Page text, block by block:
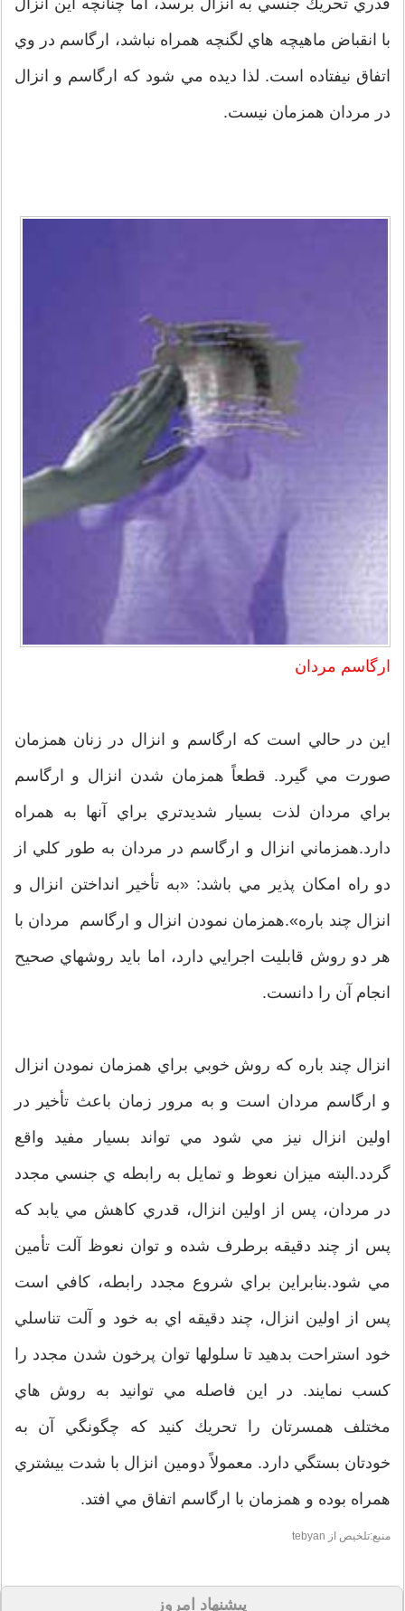
قدري تحريك جنسي به انزال برسد، اما چنانچه اين انزال
با انقباض ماهيچه هاي لگنچه همراه نباشد، ارگاسم در وي
اتفاق نيفتاده است. لذا ديده مي شود كه ارگاسم و انزال
در مردان همزمان نيست.
ارگاسم مردان
اين در حالي است كه ارگاسم و انزال در زنان همزمان
صورت مي گيرد. قطعاً همزمان شدن انزال و ارگاسم
براي مردان لذت بسيار شديدتري براي آنها به همراه
دارد.همزماني انزال و ارگاسم در مردان به طور كلي از
دو راه امكان پذير مي باشد: «به تأخير انداختن انزال و
انزال چند باره».همزمان نمودن انزال و ارگاسم مردان با
هر دو روش قابليت اجرايي دارد، اما بايد روشهاي صحيح
انجام آن را دانست.
انزال چند باره كه روش خوبي براي همزمان نمودن انزال
و ارگاسم مردان است و به مرور زمان باعث تأخير در
اولين انزال نيز مي شود مي تواند بسيار مفيد واقع
گردد.البته ميزان نعوظ و تمايل به رابطه ي جنسي مجدد
در مردان، پس از اولين انزال، قدري كاهش مي يابد كه
پس از چند دقيقه برطرف شده و توان نعوظ آلت تأمين
مي شود.بنابراين براي شروع مجدد رابطه، كافي است
پس از اولين انزال، چند دقيقه اي به خود و آلت تناسلي
خود استراحت بدهيد تا سلولها توان پرخون شدن مجدد را
كسب نمايند. در اين فاصله مي توانيد به روش هاي
مختلف همسرتان را تحريك كنيد كه چگونگي آن به
خودتان بستگي دارد. معمولاً دومين انزال با شدت بيشتري
همراه بوده و همزمان با ارگاسم اتفاق مي افتد.
منبع:تلخیص از tebyan
پیشنهاد امروز